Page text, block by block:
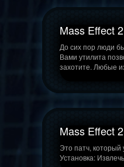
Mass Effect
До сих пор люди
Вами утилита
захотите. Любые
Mass Effect
Это патч,
Установка: